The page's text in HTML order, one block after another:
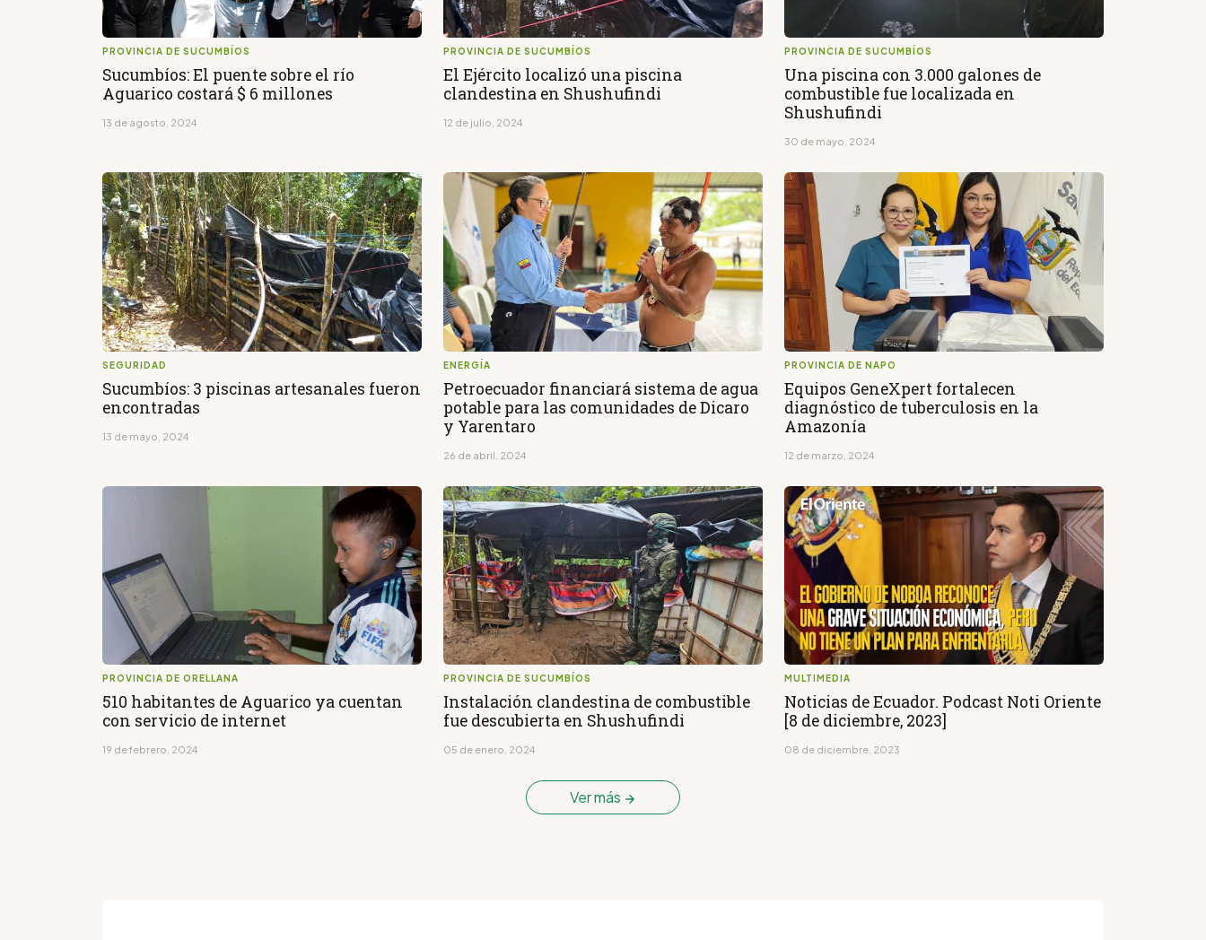
PROVINCIA DE SUCUMBÍOS
Sucumbíos: El puente sobre el río
Aguarico costará $ 6 millones
13 de agosto, 2024
PROVINCIA DE SUCUMBÍOS
El Ejército localizó una piscina
clandestina en Shushufindi
12 de julio, 2024
PROVINCIA DE SUCUMBÍOS
Una piscina con 3.000 galones de
combustible fue localizada en
Shushufindi
30 de mayo, 2024
SEGURIDAD
Sucumbíos: 3 piscinas artesanales fueron
encontradas
13 de mayo, 2024
ENERGÍA
Petroecuador financiará sistema de agua
potable para las comunidades de Dicaro
y Yarentaro
26 de abril, 2024
PROVINCIA DE NAPO
Equipos GeneXpert fortalecen
diagnóstico de tuberculosis en la
Amazonía
12 de marzo, 2024
PROVINCIA DE ORELLANA
510 habitantes de Aguarico ya cuentan
con servicio de internet
19 de febrero, 2024
PROVINCIA DE SUCUMBÍOS
Instalación clandestina de combustible
fue descubierta en Shushufindi
05 de enero, 2024
MULTIMEDIA
Noticias de Ecuador. Podcast Noti Oriente
[8 de diciembre, 2023]
08 de diciembre, 2023
Ver más